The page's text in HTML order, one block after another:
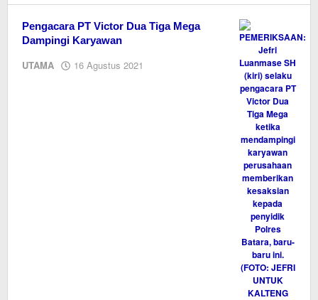
Pengacara PT Victor Dua Tiga Mega
Dampingi Karyawan
UTAMA 16 Agustus 2021